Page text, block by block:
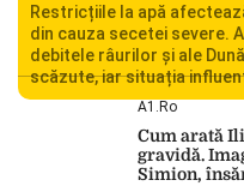
Restricțiile la apă
din cauza secetei severe.
debitele râurilor și ale
scăzute, iar situația
Centralei Nucleare de la
hidrologic din ultimii ani.
A1.ro
Cum arată
gravidă.
Simion,